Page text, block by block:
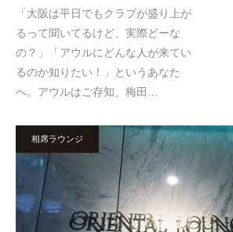
「大阪は平日でもクラブが盛り上が
るって聞いてるけど、実際どーな
の？」「アウルにどんな人が来てい
るのか知りたい！」というあなた
へ。アウルはご存知、梅田…
相席ラウンジ